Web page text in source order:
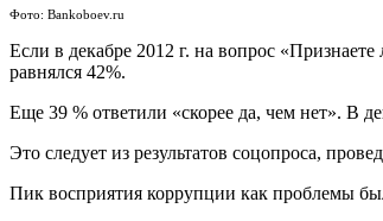
Фото: Bankoboev.ru
Если в декабре 2012 г. на вопрос
равнялся 42%.
Еще 39 % ответили «скорее да, чем нет». В
Это следует из результатов соцопроса,
Пик восприятия коррупции как проблемы